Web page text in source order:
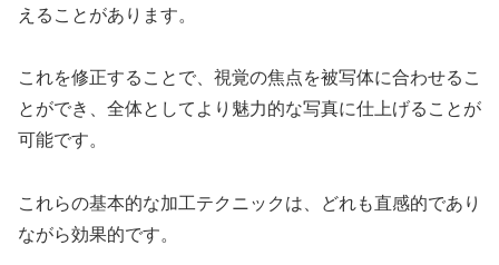
えることがあります。
これを修正することで、視覚の焦点を被写体に合わせるこ
とができ、全体としてより魅力的な写真に仕上げることが
可能です。
これらの基本的な加工テクニックは、どれも直感的であり
ながら効果的です。